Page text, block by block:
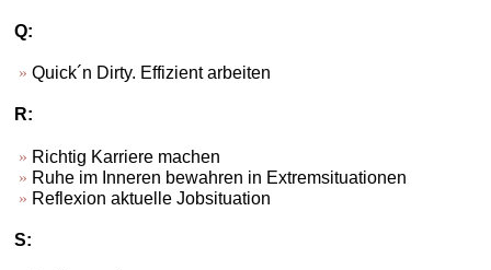
Q:
Quick´n Dirty. Effizient arbeiten
R:
Richtig Karriere machen
Ruhe im Inneren bewahren in Extremsituationen
Reflexion aktuelle Jobsituation
S: